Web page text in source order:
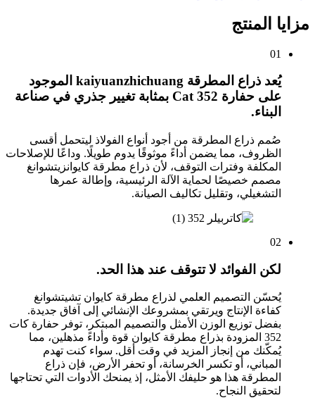
مزايا المنتج
01
يُعد ذراع المطرقة kaiyuanzhichuang الموجود
على حفارة Cat 352 بمثابة تغيير جذري في صناعة
البناء.
صُمم ذراع المطرقة من أجود أنواع الفولاذ ليتحمل أقسى
الظروف، مما يضمن أداءً موثوقًا يدوم طويلًا. وداعًا للإصلاحات
المكلفة وفترات التوقف، لأن ذراع مطرقة كايوانزيتشوانغ
مصمم خصيصًا لحماية الآلة الرئيسية، وإطالة عمرها
التشغيلي، وتقليل تكاليف الصيانة.
02
لكن الفوائد لا تتوقف عند هذا الحد.
يُحسّن التصميم العلمي لذراع مطرقة كايوان تشيتشوانغ
كفاءة الإنتاج ويرتقي بمشروعك الإنشائي إلى آفاق جديدة.
بفضل توزيع الوزن الأمثل والتصميم المبتكر، توفر حفارة كات
352 المزودة بذراع مطرقة كايوان قوة وأداءً مذهلين، مما
يُمكّنك من إنجاز المزيد في وقت أقل. سواء كنت تهدم
المباني، أو تكسر الخرسانة، أو تحفر الأرض، فإن ذراع
المطرقة هذا هو حليفك الأمثل، إذ يمنحك الأدوات التي تحتاجها
لتحقيق النجاح.